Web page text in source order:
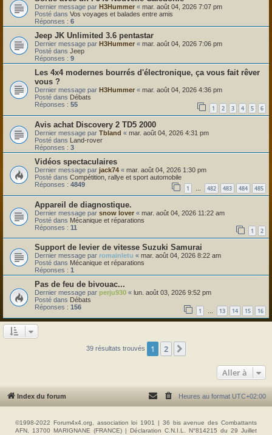
Dernier message par H3Hummer « mar. août 04, 2026 7:07 pm
Posté dans Vos voyages et balades entre amis
Réponses : 6
Jeep JK Unlimited 3.6 pentastar
Dernier message par H3Hummer « mar. août 04, 2026 7:06 pm
Posté dans Jeep
Réponses : 9
Les 4x4 modernes bourrés d'électronique, ça vous fait rêver
vous ?
Dernier message par H3Hummer « mar. août 04, 2026 4:36 pm
Posté dans Débats
Réponses : 55 1 2 3 4 5 6
Avis achat Discovery 2 TD5 2000
Dernier message par Tbland « mar. août 04, 2026 4:31 pm
Posté dans Land-rover
Réponses : 3
Vidéos spectaculaires
Dernier message par jack74 « mar. août 04, 2026 1:30 pm
Posté dans Compétition, rallye et sport automobile
Réponses : 4849 1 … 482 483 484 485
Appareil de diagnostique.
Dernier message par snow lover « mar. août 04, 2026 11:22 am
Posté dans Mécanique et réparations
Réponses : 11 1 2
Support de levier de vitesse Suzuki Samurai
Dernier message par romainletu « mar. août 04, 2026 8:22 am
Posté dans Mécanique et réparations
Réponses : 1
Pas de feu de bivouac...
Dernier message par perju930 « lun. août 03, 2026 9:52 pm
Posté dans Débats
Réponses : 156 1 … 13 14 15 16
39 résultats trouvés 1 2
Aller à
Index du forum Heures au format UTC+02:00
©1998-2022 Forum4x4.org, association loi 1901 | 36 bis avenue des Combattants
AFN, 13700 MARIGNANE (FRANCE) | Déclaration C.N.I.L. N°814215 du 29 Juillet